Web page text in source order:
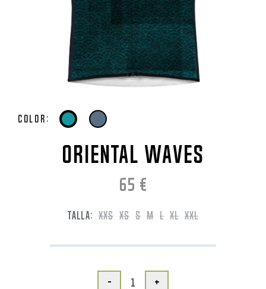
Color:
ORIENTAL WAVES
65 €
TALLA: XXS XS S M L XL XXL
- +